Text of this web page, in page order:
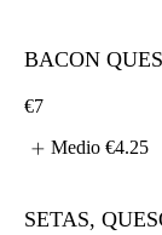
BACON
€7
Medio €4.25
SETAS,